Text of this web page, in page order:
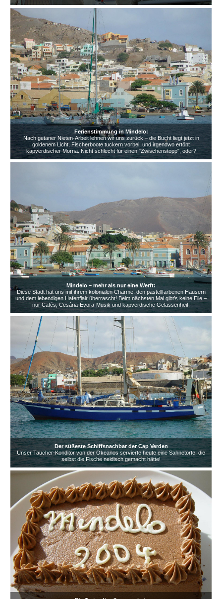
Ferienstimmung in Mindelo:
Nach getaner Nieten-Arbeit lehnen wir uns zurück – die Bucht liegt jetzt in
goldenem Licht, Fischerboote tuckern vorbei, und irgendwo ertönt
kapverdischer Morna. Nicht schlecht für einen "Zwischenstopp", oder?
Mindelo – mehr als nur eine Werft:
Diese Stadt hat uns mit ihrem kolonialen Charme, den pastellfarbenen Häusern
und dem lebendigen Hafenflair überrascht! Beim nächsten Mal gibt’s keine Eile –
nur Cafés, Cesária-Évora-Musik und kapverdische Gelassenheit.
Der süßeste Schiffsnachbar der Cap Verden
Unser Taucher-Konditor von der Okeanos servierte heute eine Sahnetorte, die
selbst die Fische neidisch gemacht hätte!